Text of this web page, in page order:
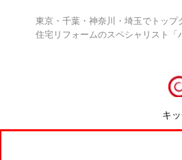
東京・千葉・神奈川・埼玉でトップ
住宅リフォームのスペシャリスト「
キ